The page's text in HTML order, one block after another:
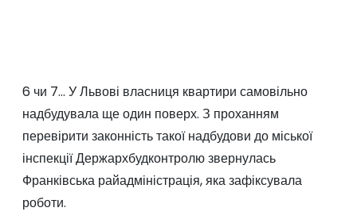
6 чи 7… У Львові власниця квартири самовільно
надбудувала ще один поверх. З проханням
перевірити законність такої надбудови до міської
інспекції Держархбудконтролю звернулась
Франківська райадміністрація, яка зафіксувала
роботи.